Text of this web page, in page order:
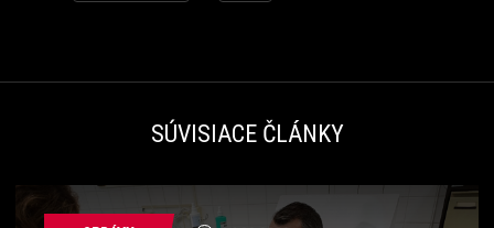
SÚVISIACE ČLÁNKY